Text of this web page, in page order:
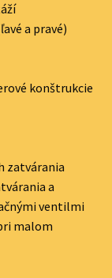
a pravé)
konštrukcie
zatvárania
a
ventilmi
malom